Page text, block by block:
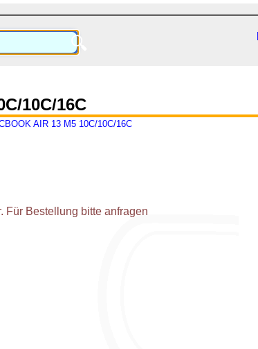
🔍
10C/16C
AIR 13 M5 10C/10C/16C
Für Bestellung bitte anfragen